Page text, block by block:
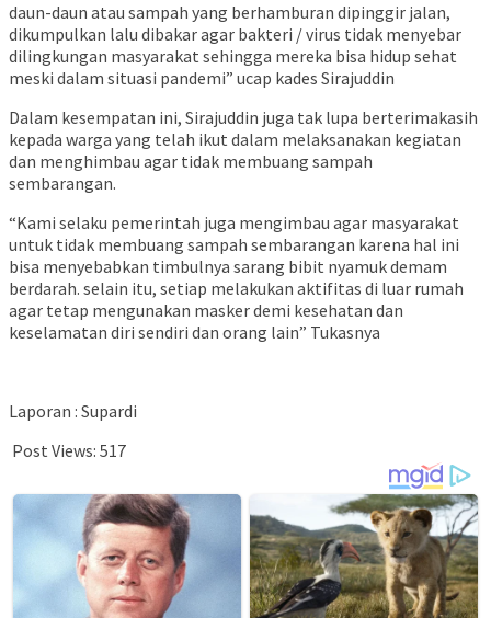
daun-daun atau sampah yang berhamburan dipinggir jalan,
dikumpulkan lalu dibakar agar bakteri / virus tidak menyebar
dilingkungan masyarakat sehingga mereka bisa hidup sehat
meski dalam situasi pandemi” ucap kades Sirajuddin
Dalam kesempatan ini, Sirajuddin juga tak lupa berterimakasih
kepada warga yang telah ikut dalam melaksanakan kegiatan
dan menghimbau agar tidak membuang sampah
sembarangan.
“Kami selaku pemerintah juga mengimbau agar masyarakat
untuk tidak membuang sampah sembarangan karena hal ini
bisa menyebabkan timbulnya sarang bibit nyamuk demam
berdarah. selain itu, setiap melakukan aktifitas di luar rumah
agar tetap mengunakan masker demi kesehatan dan
keselamatan diri sendiri dan orang lain” Tukasnya
Laporan : Supardi
Post Views: 517